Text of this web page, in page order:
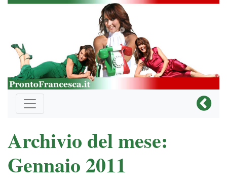
Archivio del mese:
Gennaio 2011